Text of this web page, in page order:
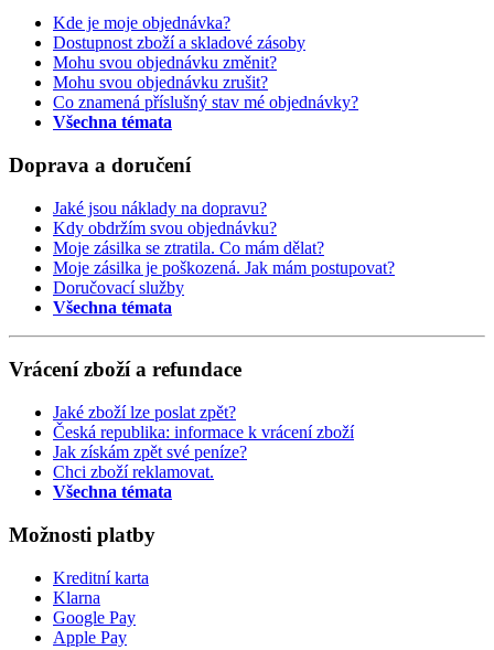
Kde je moje objednávka?
Dostupnost zboží a skladové zásoby
Mohu svou objednávku změnit?
Mohu svou objednávku zrušit?
Co znamená příslušný stav mé objednávky?
Všechna témata
Doprava a doručení
Jaké jsou náklady na dopravu?
Kdy obdržím svou objednávku?
Moje zásilka se ztratila. Co mám dělat?
Moje zásilka je poškozená. Jak mám postupovat?
Doručovací služby
Všechna témata
Vrácení zboží a refundace
Jaké zboží lze poslat zpět?
Česká republika: informace k vrácení zboží
Jak získám zpět své peníze?
Chci zboží reklamovat.
Všechna témata
Možnosti platby
Kreditní karta
Klarna
Google Pay
Apple Pay